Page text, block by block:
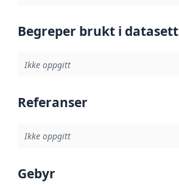
Begreper brukt i datasett
Ikke oppgitt
Referanser
Ikke oppgitt
Gebyr